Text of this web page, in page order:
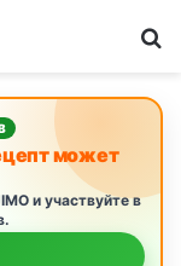
может
и участвуйте в